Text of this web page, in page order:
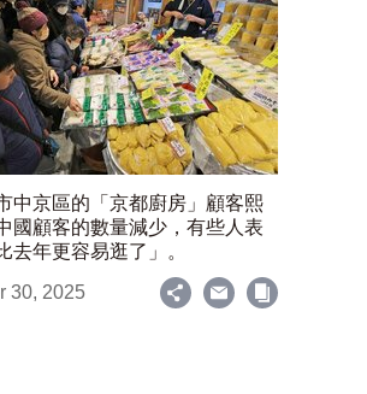
中京區的「京都廚房」顧客熙
國顧客的數量減少，有些人表
去年更容易逛了」。
30, 2025